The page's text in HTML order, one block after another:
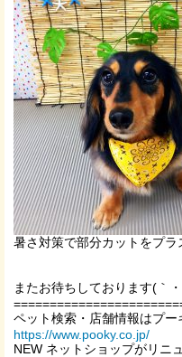
暑さ対策で部分カットをプ
またお待ちしております(｀・
ペット検索・店舗情報はプー
https://www.pooky.co.jp/
NEW ネットショップがリニ